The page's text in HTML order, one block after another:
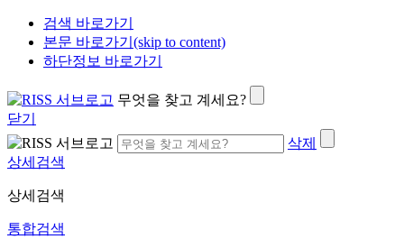
검색 바로가기
본문 바로가기(skip to content)
하단정보 바로가기
무엇을 찾고 계세요?
닫기
삭제
상세검색
상세검색
통합검색